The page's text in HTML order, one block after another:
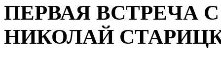
ПЕРВАЯ ВСТРЕЧА
НИКОЛАЙ